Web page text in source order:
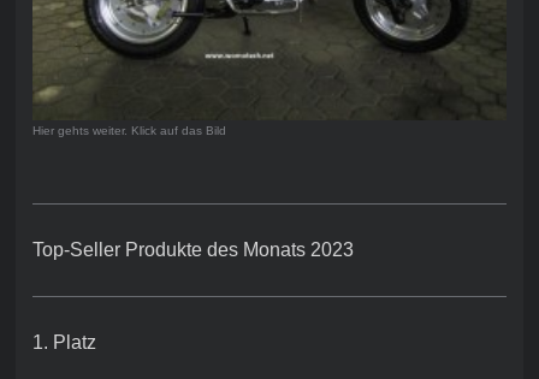
Hier gehts weiter. Klick auf das Bild
Top-Seller Produkte des Monats 2023
1. Platz